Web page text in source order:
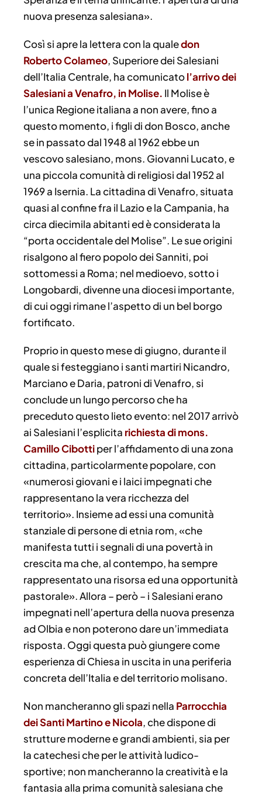
nuova presenza salesiana».
Così si apre la lettera con la qualedon
Roberto Colameo, Superiore dei Salesiani
dell’Italia Centrale, ha comunicatol’arrivo dei
Salesiani a Venafro, in Molise. Il Molise è
l’unica Regione italiana a non avere, fino a
questo momento, i figli di don Bosco, anche
se in passato dal 1948 al 1962 ebbe un
vescovo salesiano, mons. Giovanni Lucato, e
una piccola comunità di religiosi dal 1952 al
1969 a Isernia. La cittadina di Venafro, situata
quasi al confine fra il Lazio e la Campania, ha
circa diecimila abitanti ed è considerata la
“porta occidentale del Molise”. Le sue origini
risalgono al fiero popolo dei Sanniti, poi
sottomessi a Roma; nel medioevo, sotto i
Longobardi, divenne una diocesi importante,
di cui oggi rimane l’aspetto di un bel borgo
fortificato.
Proprio in questo mese di giugno, durante il
quale si festeggiano i santi martiri Nicandro,
Marciano e Daria, patroni di Venafro, si
conclude un lungo percorso che ha
preceduto questo lieto evento: nel 2017 arrivò
ai Salesiani l’esplicita richiesta di mons.
Camillo Cibottiper l’affidamento di una zona
cittadina, particolarmente popolare, con
«numerosi giovani e i laici impegnati che
rappresentano la vera ricchezza del
territorio». Insieme ad essi una comunità
stanziale di persone di etnia rom, «che
manifesta tutti i segnali di una povertà in
crescita ma che, al contempo, ha sempre
rappresentato una risorsa ed una opportunità
pastorale». Allora – però – i Salesiani erano
impegnati nell’apertura della nuova presenza
ad Olbia e non poterono dare un’immediata
risposta. Oggi questa può giungere come
esperienza di Chiesa in uscita in una periferia
concreta dell’Italia e del territorio molisano.
Non mancheranno gli spazi nella Parrocchia
dei Santi Martino e Nicola, che dispone di
strutture moderne e grandi ambienti, sia per
la catechesi che per le attività ludico-
sportive; non mancheranno la creatività e la
fantasia alla prima comunità salesiana che